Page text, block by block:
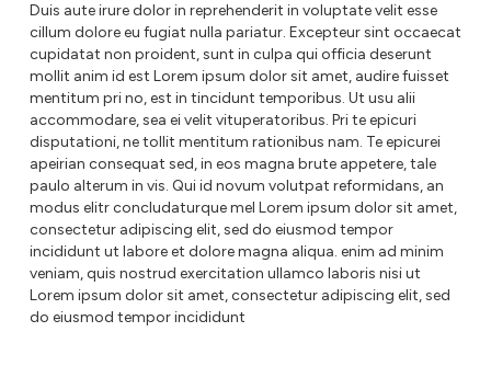
Duis aute irure dolor in reprehenderit in voluptate velit esse
cillum dolore eu fugiat nulla pariatur. Excepteur sint occaecat
cupidatat non proident, sunt in culpa qui officia deserunt
mollit anim id est Lorem ipsum dolor sit amet, audire fuisset
mentitum pri no, est in tincidunt temporibus. Ut usu alii
accommodare, sea ei velit vituperatoribus. Pri te epicuri
disputationi, ne tollit mentitum rationibus nam. Te epicurei
apeirian consequat sed, in eos magna brute appetere, tale
paulo alterum in vis. Qui id novum volutpat reformidans, an
modus elitr concludaturque mel Lorem ipsum dolor sit amet,
consectetur adipiscing elit, sed do eiusmod tempor
incididunt ut labore et dolore magna aliqua. enim ad minim
veniam, quis nostrud exercitation ullamco laboris nisi ut
Lorem ipsum dolor sit amet, consectetur adipiscing elit, sed
do eiusmod tempor incididunt